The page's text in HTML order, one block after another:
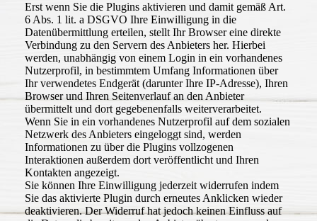
Erst wenn Sie die Plugins aktivieren und damit gemäß Art.
6 Abs. 1 lit. a DSGVO Ihre Einwilligung in die
Datenübermittlung erteilen, stellt Ihr Browser eine direkte
Verbindung zu den Servern des Anbieters her. Hierbei
werden, unabhängig von einem Login in ein vorhandenes
Nutzerprofil, in bestimmtem Umfang Informationen über
Ihr verwendetes Endgerät (darunter Ihre IP-Adresse), Ihren
Browser und Ihren Seitenverlauf an den Anbieter
übermittelt und dort gegebenenfalls weiterverarbeitet.
Wenn Sie in ein vorhandenes Nutzerprofil auf dem sozialen
Netzwerk des Anbieters eingeloggt sind, werden
Informationen zu über die Plugins vollzogenen
Interaktionen außerdem dort veröffentlicht und Ihren
Kontakten angezeigt.
Sie können Ihre Einwilligung jederzeit widerrufen indem
Sie das aktivierte Plugin durch erneutes Anklicken wieder
deaktivieren. Der Widerruf hat jedoch keinen Einfluss auf